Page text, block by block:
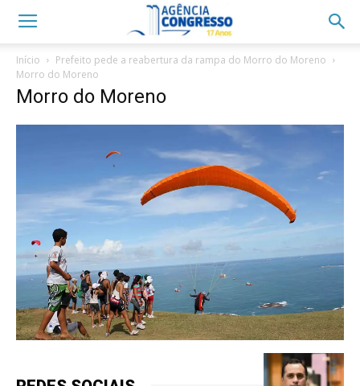
Início
Prefeito pede a reabertura da rampa do Morro do Moreno
Morro do Moreno
Morro do Moreno